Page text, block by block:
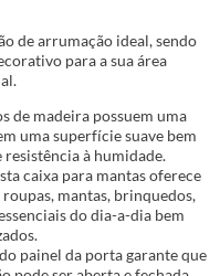
de arrumação ideal, sendo
para a sua área
de madeira possuem uma
uma superfície suave bem
à humidade.
caixa para mantas oferece
mantas, brinquedos,
do dia-a-dia bem
painel da porta garante que